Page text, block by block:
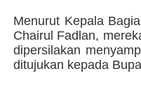
Menurut Kepala
Chairul Fadlan,
dipersilakan
ditujukan kepada